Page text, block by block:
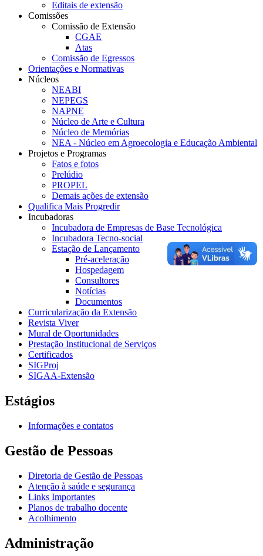
Editais de extensão
Comissões
Comissão de Extensão
CGAE
Atas
Comissão de Egressos
Orientações e Normativas
Núcleos
NEABI
NEPEGS
NAPNE
Núcleo de Arte e Cultura
Núcleo de Memórias
NEA - Núcleo em Agroecologia e Educação Ambiental
Projetos e Programas
Fatos e fotos
Prelúdio
PROPEL
Demais ações de extensão
Qualifica Mais Progredir
Incubadoras
Incubadora de Empresas de Base Tecnológica
Incubadora Tecno-social
Estação de Lançamento
Pré-aceleração
Hospedagem
Consultores
Notícias
Documentos
Curricularização da Extensão
Revista Viver
Mural de Oportunidades
Prestação Institucional de Serviços
Certificados
SIGProj
SIGAA-Extensão
Estágios
Informações e contatos
Gestão de Pessoas
Diretoria de Gestão de Pessoas
Atenção à saúde e segurança
Links Importantes
Planos de trabalho docente
Acolhimento
Administração